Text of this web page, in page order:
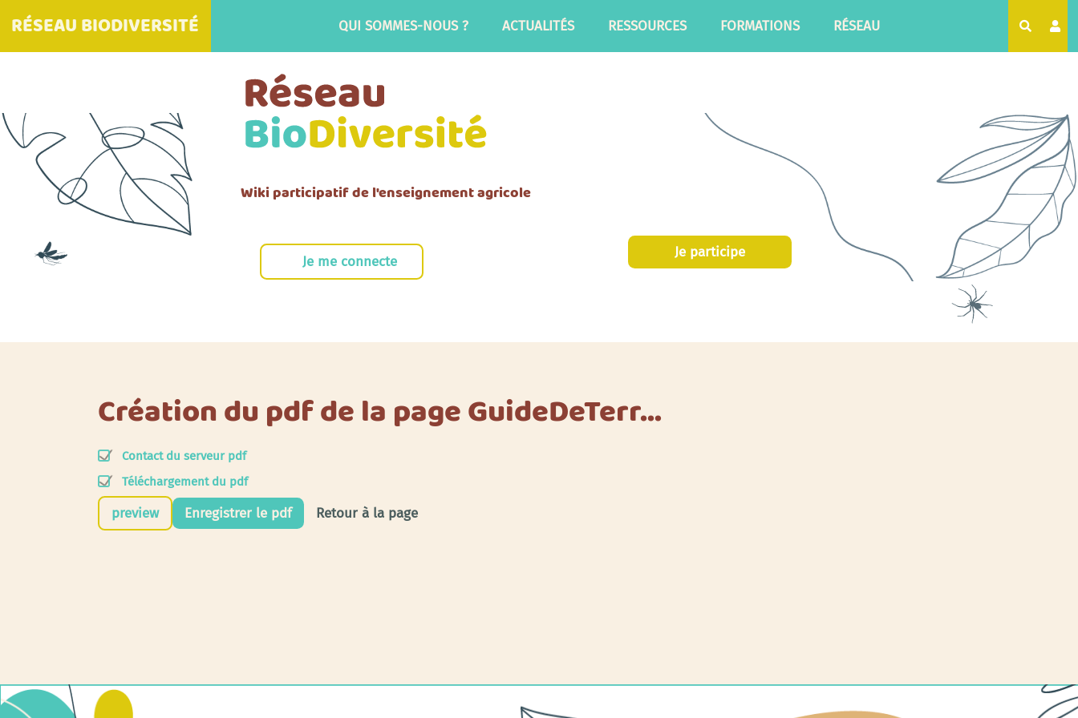
RÉSEAU BIODIVERSITÉ QUI SOMMES-NOUS ? ACTUALITÉS RESSOURCES FORMATIONS RÉSEAU
Wiki participatif de l'enseignement agricole
Je participe
Je me connecte
Création du pdf de la page GuideDeTerr…
Contact du serveur pdf
Téléchargement du pdf
preview Enregistrer le pdf Retour à la page